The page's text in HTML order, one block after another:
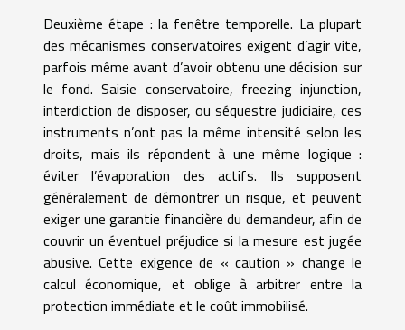
Deuxième étape : la fenêtre temporelle. La plupart
des mécanismes conservatoires exigent d’agir vite,
parfois même avant d’avoir obtenu une décision sur
le fond. Saisie conservatoire, freezing injunction,
interdiction de disposer, ou séquestre judiciaire, ces
instruments n’ont pas la même intensité selon les
droits, mais ils répondent à une même logique :
éviter l’évaporation des actifs. Ils supposent
généralement de démontrer un risque, et peuvent
exiger une garantie financière du demandeur, afin de
couvrir un éventuel préjudice si la mesure est jugée
abusive. Cette exigence de « caution » change le
calcul économique, et oblige à arbitrer entre la
protection immédiate et le coût immobilisé.